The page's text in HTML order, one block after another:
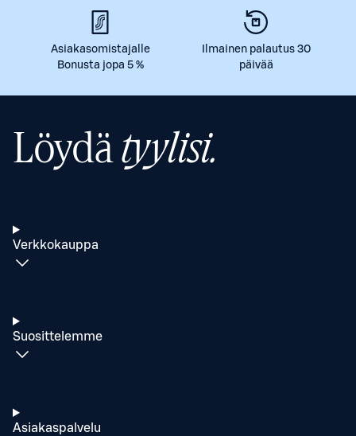
Asiakasomistajalle
Bonusta jopa 5 %
Ilmainen palautus 30
päivää
Löydätyylisi.
Verkkokauppa
Suosittelemme
Asiakaspalvelu